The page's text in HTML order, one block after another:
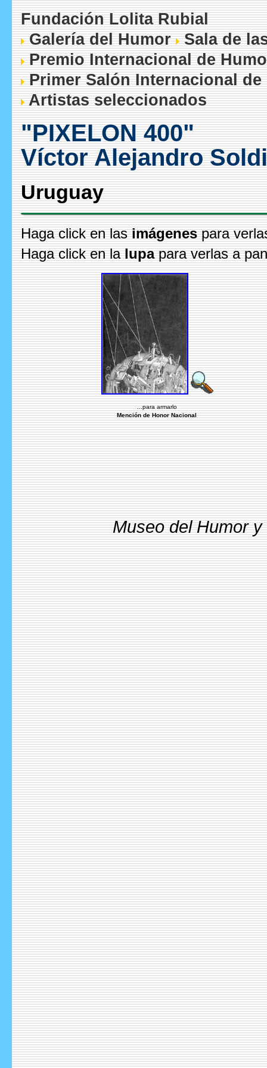
Fundación Lolita Rubial
Galería del Humor
Sala de
Premio Internacional de
Primer Salón Internacional
Artistas seleccionados
"PIXELON 400"
Víctor Alejandro
Uruguay
Haga click en las imágenes para
Haga click en la lupapara verlas a
...para armarlo
Mención de Honor Nacional
Museo del Humor